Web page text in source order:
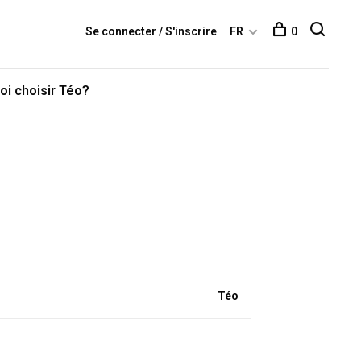
choisir Téo?
Se connecter / S'inscrire FR 0
Téo